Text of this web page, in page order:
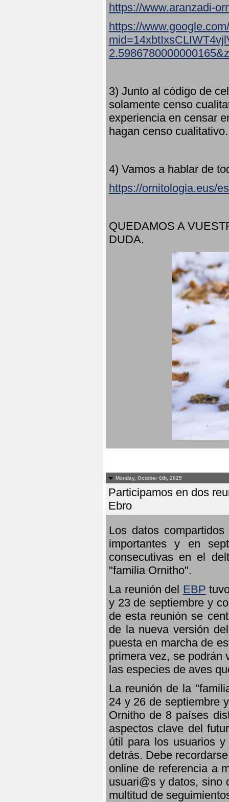
https://www.aranzadi-
https://
3) Junto al código de
solamente censo
experiencia en censar
hagan censo
4) Vamos a hablar de
https://ornitologia.eus/
QUEDAMOS A
DUDA.
Monday, October 6th, 2025
Participamos en dos
Ebro
Los datos
importantes y en
consecutivas en el
"familia Ornitho".
La reunión del EBP
y 23 de septiembre y
de esta reunión se
de la nueva versión
puesta en marcha de
primera vez, se podrán
las especies de aves
La reunión de la
24 y 26 de septiembre
Ornitho de 8 países
aspectos clave del
útil para los usuarios
detrás. Debe
online de referencia a
usuari@s y datos, sino
multitud de